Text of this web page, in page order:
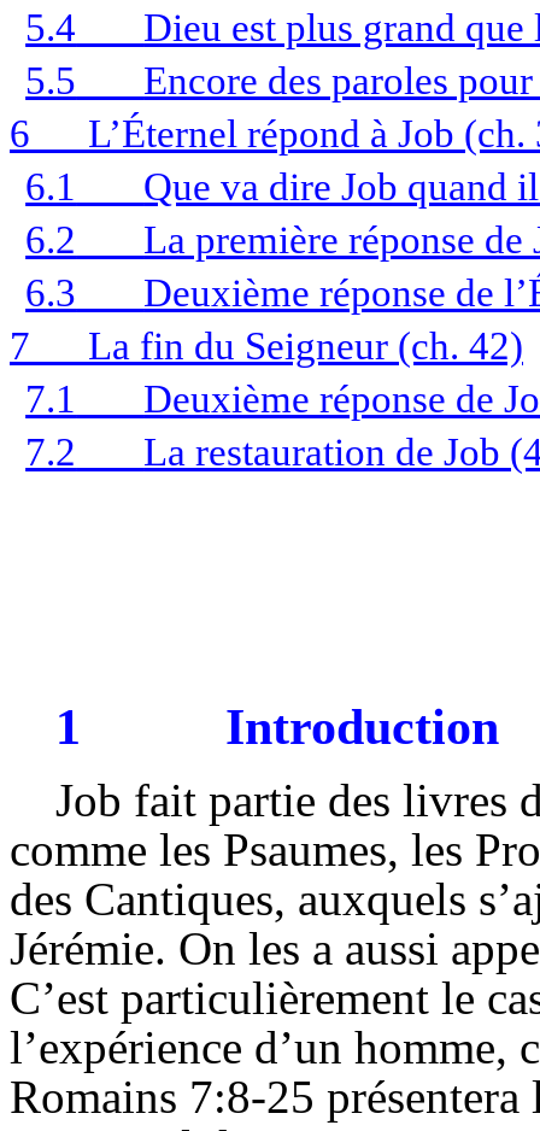
5.4
Dieu est plus grand
5.5
Encore des paroles
6
L’Éternel répond à Job
6.1
Que va dire Job quand
6.2
La première réponse
6.3
Deuxième réponse de
7
La fin du Seigneur (ch. 42)
7.1
Deuxième réponse de
7.2
La restauration de Job
1 Introduction
Job fait partie des livres
comme les Psaumes, les
des Cantiques, auxquels
Jérémie. On les a aussi
C’est particulièrement le
l’expérience d’un homme,
Romains 7:8-25